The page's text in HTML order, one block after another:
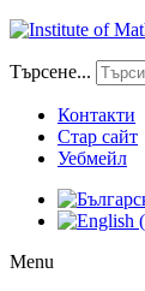
Търсене...
Контакти
Стар сайт
Уебмейл
Menu